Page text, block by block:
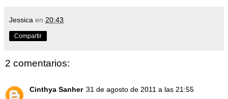
Jessica en 20:43
Compartir
2 comentarios:
Cinthya Sanher 31 de agosto de 2011 a las 21:55